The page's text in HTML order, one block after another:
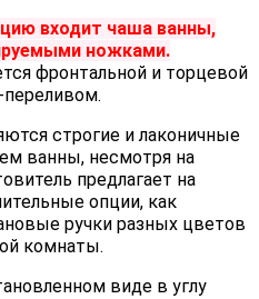
входит чаша ванны,
ножками.
фронтальной и торцевой
строгие и лаконичные
ванны, несмотря на
предлагает на
опции, как
ручки разных цветов
комнаты.
виде в углу